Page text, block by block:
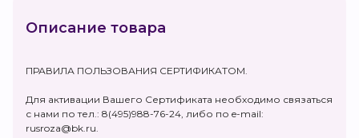
Описание товара
ПРАВИЛА ПОЛЬЗОВАНИЯ СЕРТИФИКАТОМ.
Для активации Вашего Сертификата необходимо связаться
с нами по тел.: 8(495)988-76-24, либо по e-mail:
rusroza@bk.ru.